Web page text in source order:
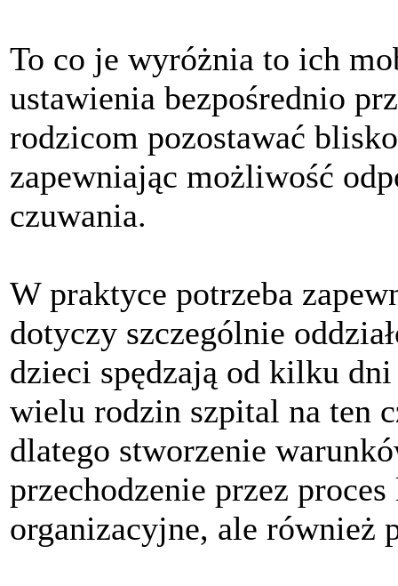
To co je wyróżnia to ich
ustawienia bezpośrednio
rodzicom pozostawać
zapewniając możliwość
czuwania.
W praktyce potrzeba
dotyczy szczególnie
dzieci spędzają od kilku
wielu rodzin szpital na ten
dlatego stworzenie
przechodzenie przez
organizacyjne, ale również